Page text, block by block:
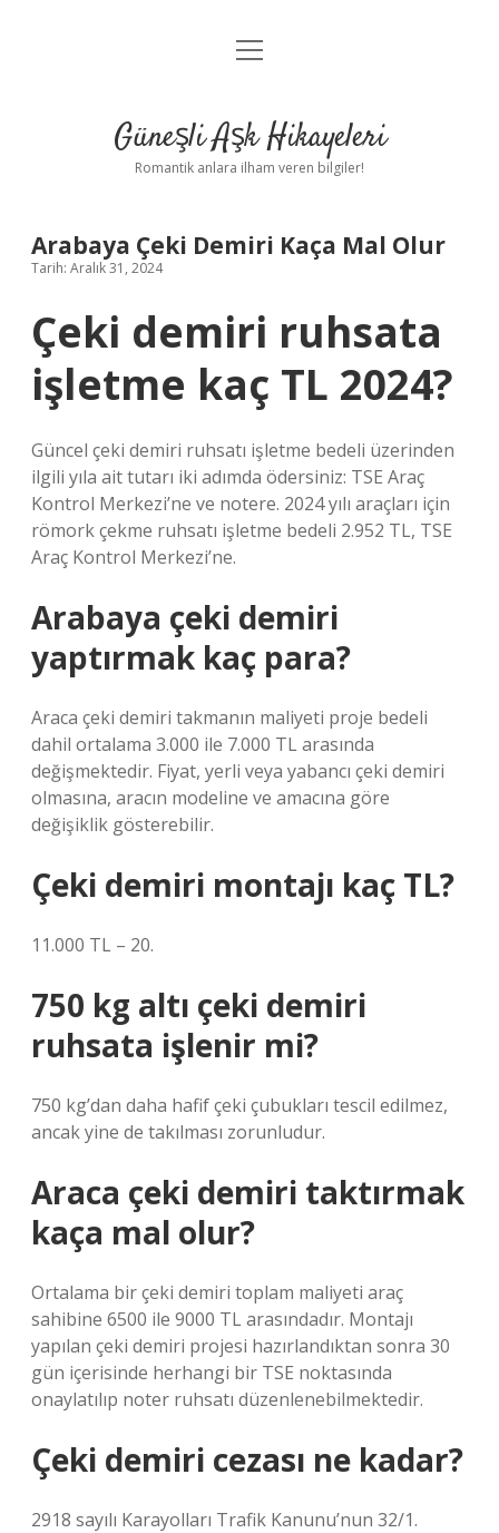
Anasayfa
Yasal Uyarı
menüyü
Güneşli Aşk Hikayeleri
Romantik anlara ilham veren bilgiler!
Arabaya Çeki Demiri Kaça Mal Olur
Tarih: Aralık 31, 2024
Çeki demiri ruhsata
işletme kaç TL 2024?
Güncel çeki demiri ruhsatı işletme bedeli üzerinden
ilgili yıla ait tutarı iki adımda ödersiniz: TSE Araç
Kontrol Merkezi’ne ve notere. 2024 yılı araçları için
römork çekme ruhsatı işletme bedeli 2.952 TL, TSE
Araç Kontrol Merkezi’ne.
Arabaya çeki demiri
yaptırmak kaç para?
Araca çeki demiri takmanın maliyeti proje bedeli
dahil ortalama 3.000 ile 7.000 TL arasında
değişmektedir. Fiyat, yerli veya yabancı çeki demiri
olmasına, aracın modeline ve amacına göre
değişiklik gösterebilir.
Çeki demiri montajı kaç TL?
11.000 TL – 20.
750 kg altı çeki demiri
ruhsata işlenir mi?
750 kg’dan daha hafif çeki çubukları tescil edilmez,
ancak yine de takılması zorunludur.
Araca çeki demiri taktırmak
kaça mal olur?
Ortalama bir çeki demiri toplam maliyeti araç
sahibine 6500 ile 9000 TL arasındadır. Montajı
yapılan çeki demiri projesi hazırlandıktan sonra 30
gün içerisinde herhangi bir TSE noktasında
onaylatılıp noter ruhsatı düzenlenebilmektedir.
Çeki demiri cezası ne kadar?
2918 sayılı Karayolları Trafik Kanunu’nun 32/1.